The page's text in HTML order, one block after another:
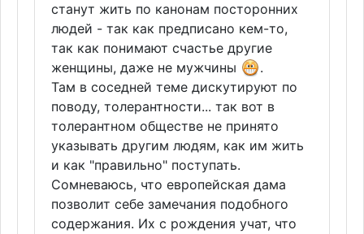
станут жить по канонам посторонних
людей - так как предписано кем-то,
так как понимают счастье другие
женщины, даже не мужчины
.
Там в соседней теме дискутируют по
поводу, толерантности... так вот в
толерантном обществе не принято
указывать другим людям, как им жить
и как "правильно" поступать.
Сомневаюсь, что европейская дама
позволит себе замечания подобного
содержания. Их с рождения учат, что